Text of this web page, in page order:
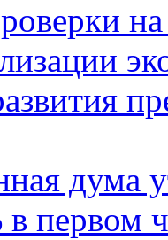
на
дума
первом